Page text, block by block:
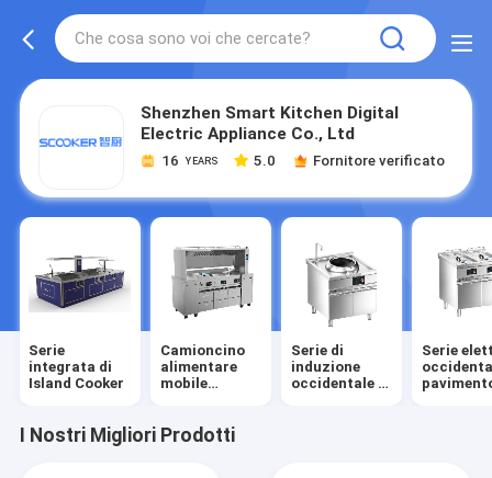
Shenzhen Smart Kitchen Digital
Electric Appliance Co., Ltd
16 YEARS 5.0 Fornitore verificato
Serie
integrata di
Island Cooker
Camioncino
alimentare
mobile
Serie di
induzione
occidentale a
Serie
I Nostri Migliori Prodotti